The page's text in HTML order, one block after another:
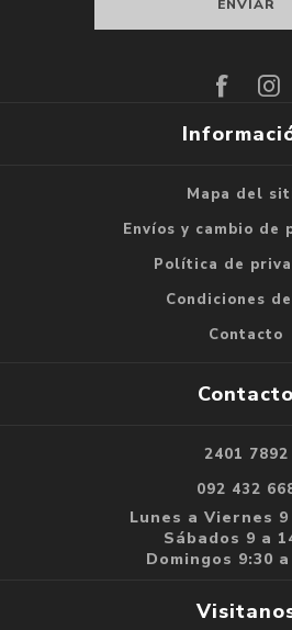
Mapa del
Envíos y cambio de
Política de
Condiciones
Contacto
Contacto
2401 7892
092 432
Lunes a Viernes 9
Sábados 9 a
Domingos 9:30